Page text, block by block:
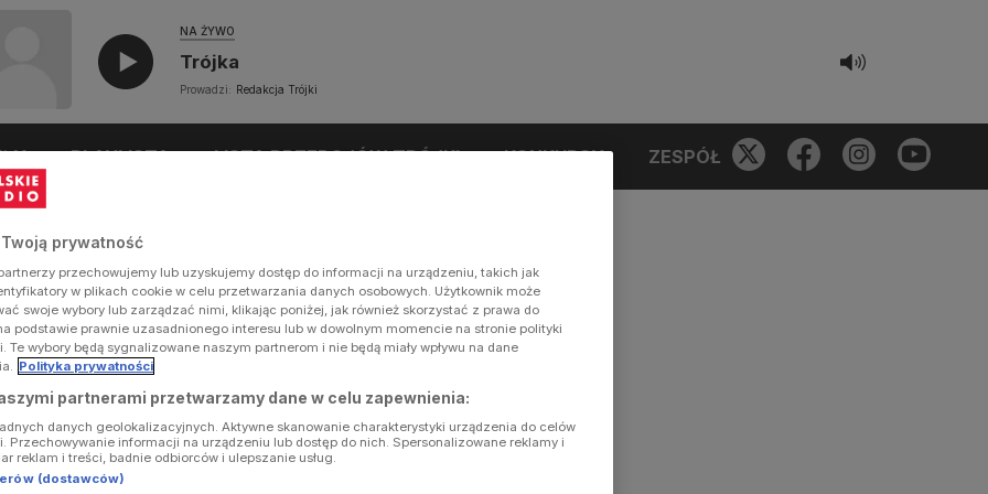
NA ŻYWO
Trójka
Prowadzi: Redakcja Trójki
PLAYLISTA LISTA PRZEBOJÓW TRÓJKI KONKURSY ZESPÓŁ
Twoją prywatność
przechowujemy lub uzyskujemy dostęp do informacji na urządzeniu, takich jak
w plikach cookie w celu przetwarzania danych osobowych. Użytkownik może
swoje wybory lub zarządzać nimi, klikając poniżej, jak również skorzystać z prawa do
podstawie prawnie uzasadnionego interesu lub w dowolnym momencie na stronie polityki
Te wybory będą sygnalizowane naszym partnerom i nie będą miały wpływu na dane
Polityka prywatności
partnerami przetwarzamy dane w celu zapewnienia:
danych geolokalizacyjnych. Aktywne skanowanie charakterystyki urządzenia do celów
Przechowywanie informacji na urządzeniu lub dostęp do nich. Spersonalizowane reklamy i
reklam i treści, badnie odbiorców i ulepszanie usług.
(dostawców)